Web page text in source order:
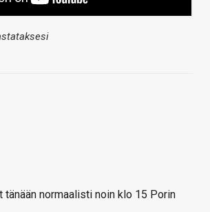
tänään normaalisti noin klo 15 Porin